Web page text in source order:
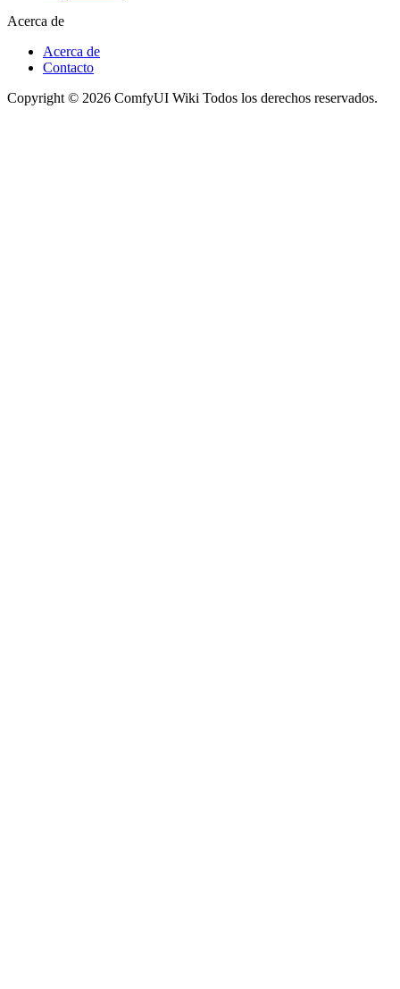
Acerca de
Acerca de
Contacto
Copyright © 2026 ComfyUI Wiki Todos los derechos reservados.